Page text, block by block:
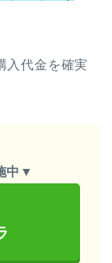
入代金を確実
中 ▼